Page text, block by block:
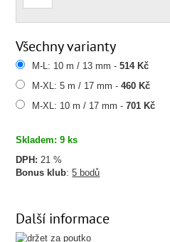
Skladem: 9 ks
DPH: 21 %
Bonus klub:5 bodů
Všechny varianty
M-L: 10 m / 13 mm -514 Kč
M-XL: 5 m / 17 mm -460 Kč
M-XL: 10 m / 17 mm -701 Kč
Další informace